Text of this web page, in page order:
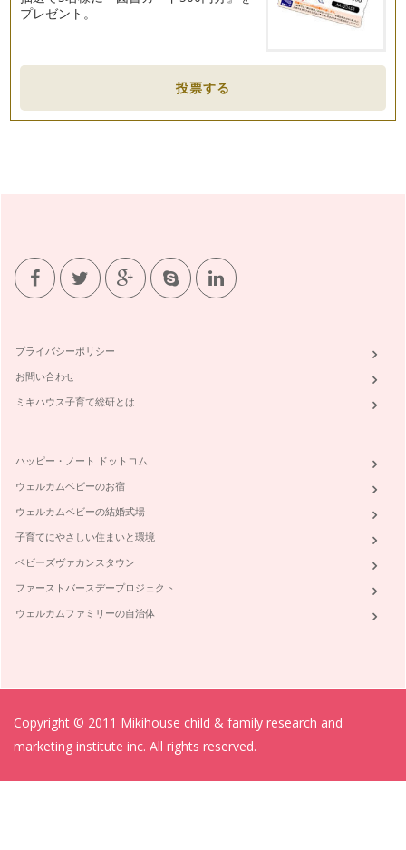
うるい（おおばきぼうし）をご存じでしょうか？ 写真左が、
うるい（おおばきぼうし）で…
キッズクッキング！春野菜でひなまつりパーティー！
「ひなまつり」は、女の子のすこやかな成長を祈る節句の年中
簡単ベジフルkids cooking②お正月料理
2012年がスタートしましたね。本年も、ママがウキウキ！で
きる「食卓」を彩るおもてなし・レ…
先日、スウェーデン在住の友人が一時帰国で我が家に遊びに来
てくれました。お子様は、1歳の可愛…
『冬野菜でインフルエンザやウィルスに負けない体作り！①栄
れた新鮮なお野菜をトラックに積んで…
☆ｸﾘｽﾏｽ☆家族に！ｹﾞｽﾄに！喜ばれるおもてなし②コーディネ
ート編
前回の続編として、☆クリスマス☆家族に！ゲストに！喜ばれ
るおもてなし②コーディネート編と題…
☆ｸﾘｽﾏｽ☆家族に！ｹﾞｽﾄに！喜ばれるおもてなし①レシピ編
ハロウィンも終わり、街は一気にクリスマスムードに移り変わ
るこの１１月☆なんだか、クリスマス…
あれば苦手なものがあって当然です♪…
今が『旬』！THE 秋野菜！
秋野菜といえば？さつまいも・里芋・きのこ類・春菊・ごぼ
う・ブロッコリー・カリフラワー・れんこ…
プレゼント。
投票する
プライバシーポリシー
お問い合わせ
ミキハウス子育て総研とは
ハッピー・ノート ドットコム
ウェルカムベビーのお宿
ウェルカムベビーの結婚式場
子育てにやさしい住まいと環境
ベビーズヴァカンスタウン
ファーストバースデープロジェクト
ウェルカムファミリーの自治体
Copyright © 2011 Mikihouse child & family research and
marketing institute inc. All rights reserved.